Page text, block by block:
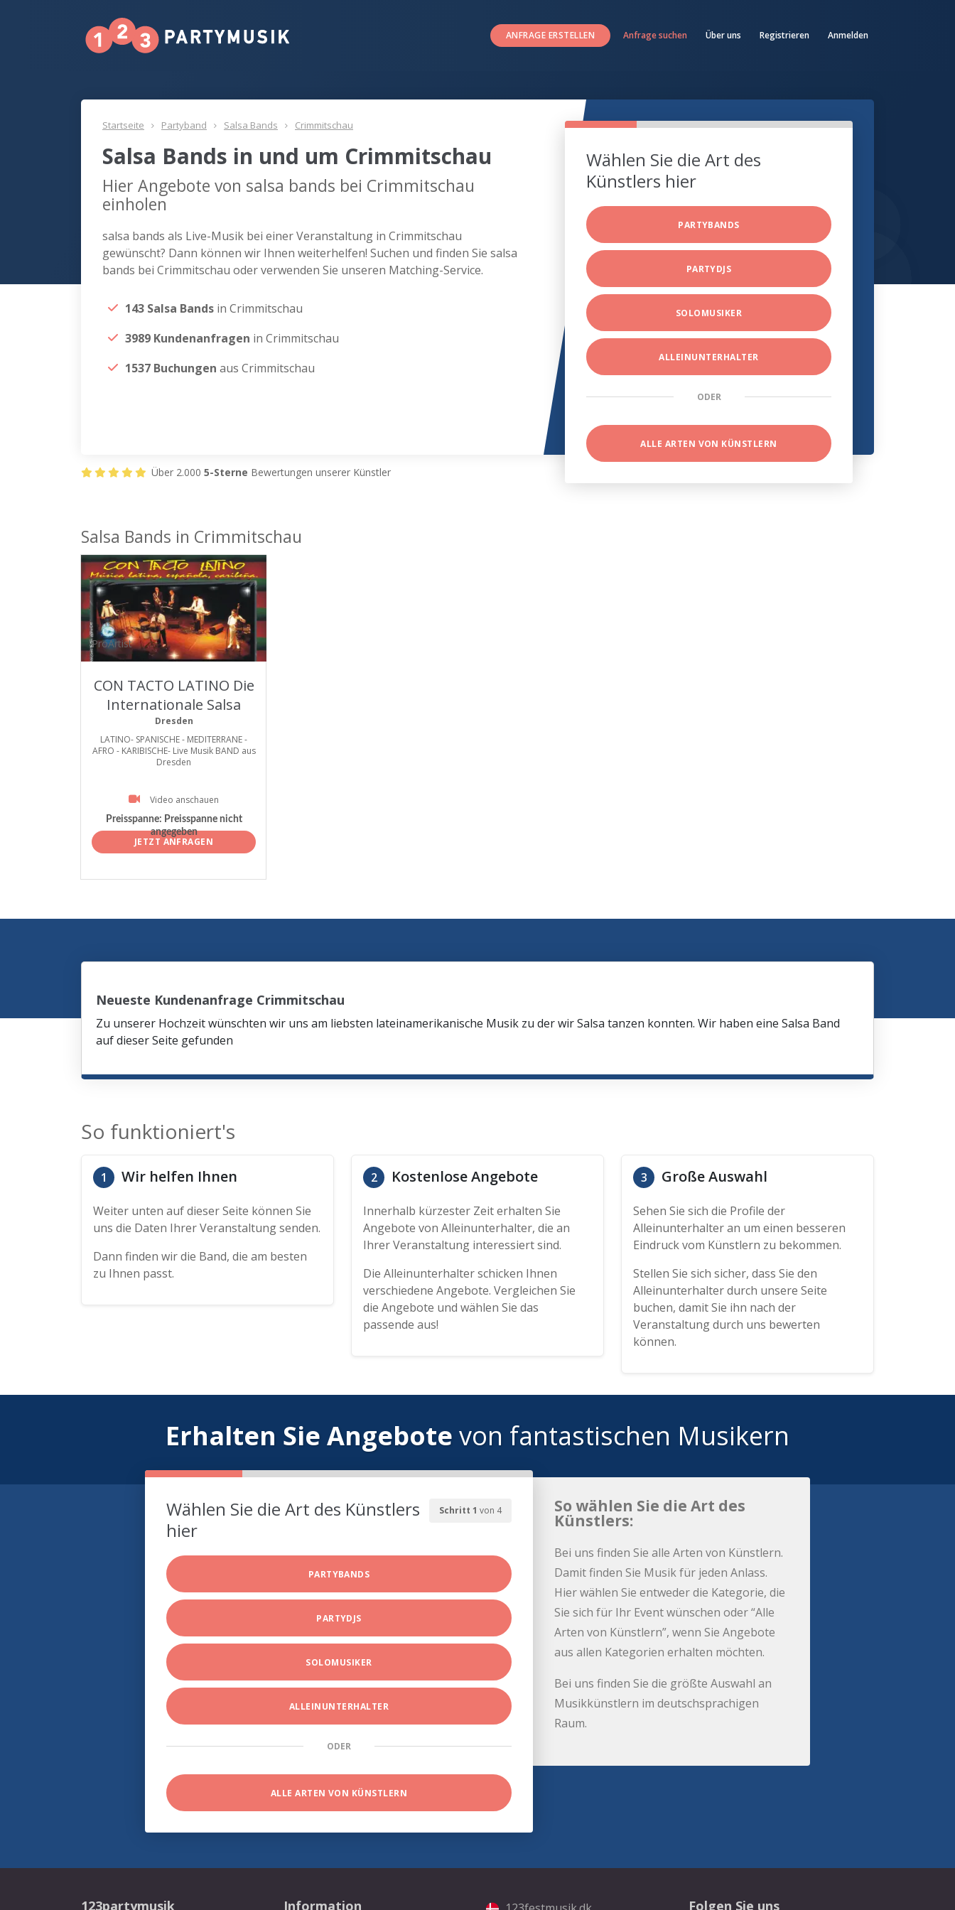
ANFRAGE ERSTELLEN Anfrage suchen Über uns Registrieren Anmelden
Startseite Partyband Salsa Bands Crimmitschau
Salsa Bands in und um Crimmitschau
Hier Angebote von salsa bands bei Crimmitschau
einholen
salsa bands als Live-Musik bei einer Veranstaltung in Crimmitschau
gewünscht? Dann können wir Ihnen weiterhelfen! Suchen und finden Sie salsa
bands bei Crimmitschau oder verwenden Sie unseren Matching-Service.
143 Salsa Bands in Crimmitschau
3989 Kundenanfragen in Crimmitschau
1537 Buchungen aus Crimmitschau
Wählen Sie die Art des
Künstlers hier
PARTYBANDS
PARTYDJS
SOLOMUSIKER
ALLEINUNTERHALTER
ODER
ALLE ARTEN VON KÜNSTLERN
Über 2.000 5-Sterne Bewertungen unserer Künstler
Salsa Bands in Crimmitschau
ProArtist
CON TACTO LATINO Die
Internationale Salsa
Band aus Dresden
Dresden
LATINO- SPANISCHE - MEDITERRANE -
AFRO - KARIBISCHE- Live Musik BAND aus
Dresden
Video anschauen
Preisspanne: Preisspanne nicht
angegeben
JETZT ANFRAGEN
Neueste Kundenanfrage Crimmitschau
Zu unserer Hochzeit wünschten wir uns am liebsten lateinamerikanische Musik zu der wir Salsa tanzen konnten. Wir haben eine Salsa Band
auf dieser Seite gefunden
So funktioniert's
1 Wir helfen Ihnen
Weiter unten auf dieser Seite können Sie
uns die Daten Ihrer Veranstaltung senden.
Dann finden wir die Band, die am besten
zu Ihnen passt.
2 Kostenlose Angebote
Innerhalb kürzester Zeit erhalten Sie
Angebote von Alleinunterhalter, die an
Ihrer Veranstaltung interessiert sind.
Die Alleinunterhalter schicken Ihnen
verschiedene Angebote. Vergleichen Sie
die Angebote und wählen Sie das
passende aus!
3 Große Auswahl
Sehen Sie sich die Profile der
Alleinunterhalter an um einen besseren
Eindruck vom Künstlern zu bekommen.
Stellen Sie sich sicher, dass Sie den
Alleinunterhalter durch unsere Seite
buchen, damit Sie ihn nach der
Veranstaltung durch uns bewerten
können.
Erhalten Sie Angebote von fantastischen Musikern
Schritt 1 von 4
Wählen Sie die Art des Künstlers
hier
PARTYBANDS
PARTYDJS
SOLOMUSIKER
ALLEINUNTERHALTER
ODER
ALLE ARTEN VON KÜNSTLERN
So wählen Sie die Art des
Künstlers:
Bei uns finden Sie alle Arten von Künstlern.
Damit finden Sie Musik für jeden Anlass.
Hier wählen Sie entweder die Kategorie, die
Sie sich für Ihr Event wünschen oder “Alle
Arten von Künstlern”, wenn Sie Angebote
aus allen Kategorien erhalten möchten.
Bei uns finden Sie die größte Auswahl an
Musikkünstlern im deutschsprachigen
Raum.
123partymusik Information Folgen Sie uns